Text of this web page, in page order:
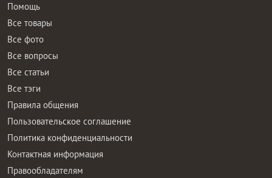
Помощь
Все товары
Все фото
Все вопросы
Все статьи
Все тэги
Правила общения
Пользовательское соглашение
Политика конфиденциальности
Контактная информация
Правообладателям